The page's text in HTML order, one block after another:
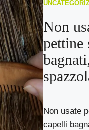
Non
pettine
Non usate
capelli